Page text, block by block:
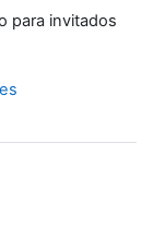
para invitados